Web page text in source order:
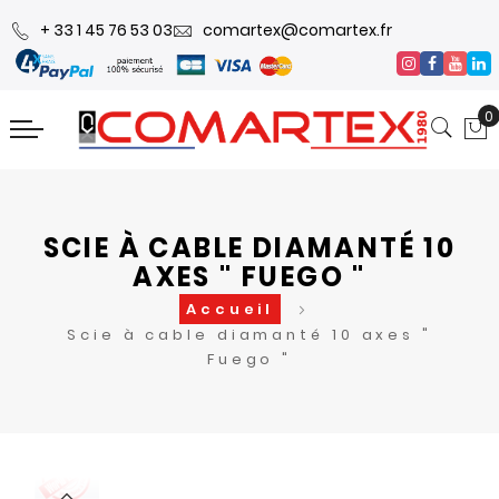
+ 33 1 45 76 53 03 comartex@comartex.fr
0
SCIE À CABLE DIAMANTÉ 10
AXES " FUEGO "
Accueil
Scie à cable diamanté 10 axes "
Fuego "